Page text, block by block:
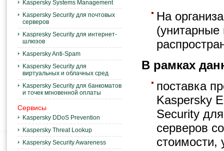
Kaspersky Systems Management
Kaspersky Security для почтовых
серверов
Kaspresky Security для интернет-
шлюзов
Kaspersky Anti-Spam
Kaspersky Security для
виртуальных и облачных сред
Kaspersky Security для банкоматов
и точек мгновенной оплаты
Сервисы
Kaspersky DDoS Prevention
Kaspersky Threat Lookup
Kaspersky Security Awareness
На
(унитарные
В рамках
поставка
Kaspersky
Security
серверов
стоимости,